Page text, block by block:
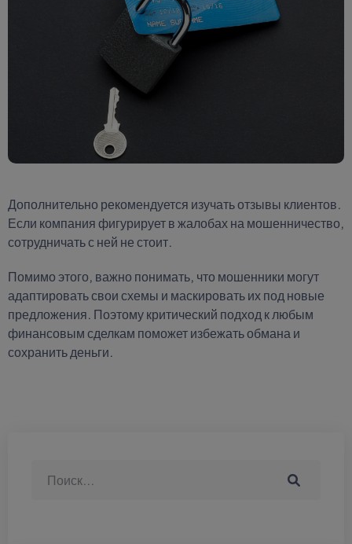
Дополнительно рекомендуется изучать отзывы клиентов.
Если компания фигурирует в жалобах на мошенничество,
сотрудничать с ней не стоит.
Помимо этого, важно понимать, что мошенники могут
адаптировать свои схемы и маскировать их под новые
предложения. Поэтому критический подход к любым
финансовым сделкам поможет избежать обмана и
сохранить деньги.